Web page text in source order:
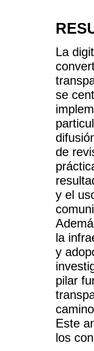
La
se
de
y el
la
y
pilar
Este
los